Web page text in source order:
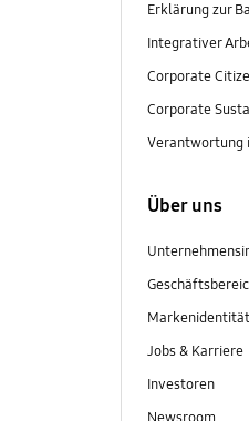
Erklärung zur
Integrativer
Corporate
Corporate
Verantwortung
Über uns
Markenidentität
Jobs & Karriere
Investoren